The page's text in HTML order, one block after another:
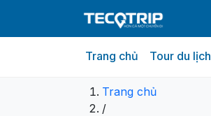
Trang chủ Tour du lịch
Trang chủ
/